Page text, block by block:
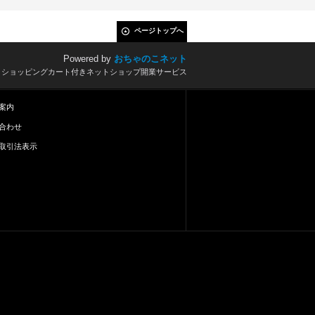
ページトップへ
Powered by おちゃのこネット
ョッピングカート付きネットショップ開業サービス
内
わせ
引法表示